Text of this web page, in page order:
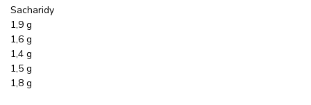
Sacharidy
1,9 g
1,6 g
1,4 g
1,5 g
1,8 g